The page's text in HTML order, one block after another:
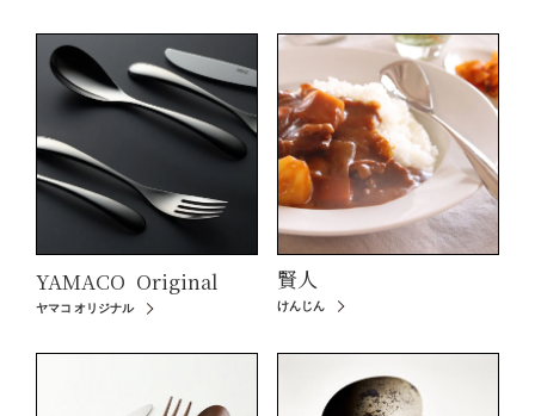
YAMACO Original
ヤマコ オリジナル
賢人
けんじん